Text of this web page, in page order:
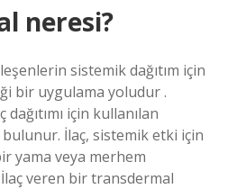
neresi?
sistemik dağıtım için
bir uygulama yoludur .
için kullanılan
İlaç, sistemik etki için
yama veya merhem
veren bir transdermal